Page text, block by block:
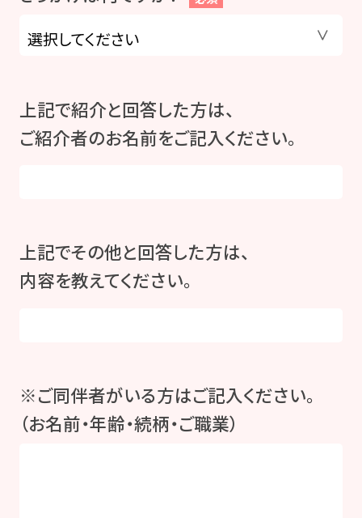
上記で紹介と回答した方は、
ご紹介者のお名前をご記入ください。
上記でその他と回答した方は、
内容を教えてください。
※ご同伴者がいる方はご記入ください。
（お名前・年齢・続柄・ご職業）